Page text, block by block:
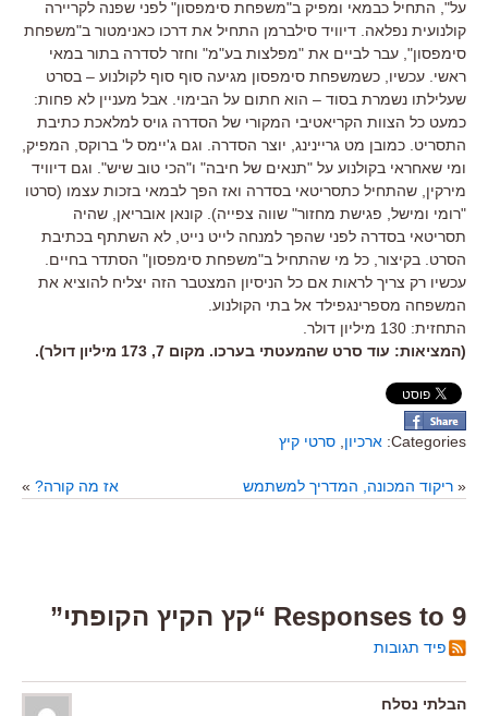
על", התחיל כבמאי ומפיק ב"משפחת סימפסון" לפני שפנה לקריירה
קולנועית נפלאה. דיוויד סילברמן התחיל את דרכו כאנימטור ב"משפחת
סימפסון", עבר לביים את "מפלצות בע"מ" וחזר לסדרה בתור במאי
ראשי. עכשיו, כשמשפחת סימפסון מגיעה סוף סוף לקולנוע – בסרט
שעלילתו נשמרת בסוד – הוא חתום על הבימוי. אבל מעניין לא פחות:
כמעט כל הצוות הקריאטיבי המקורי של הסדרה גויס למלאכת כתיבת
התסריט. כמובן מט גריינינג, יוצר הסדרה. וגם ג'יימס ל' ברוקס, המפיק,
ומי שאחראי בקולנוע על "תנאים של חיבה" ו"הכי טוב שיש". וגם דיוויד
מירקין, שהתחיל כתסריטאי בסדרה ואז הפך לבמאי בזכות עצמו (סרטו
"רומי ומישל, פגישת מחזור" שווה צפייה). קונאן אובריאן, שהיה
תסריטאי בסדרה לפני שהפך למנחה לייט נייט, לא השתתף בכתיבת
הסרט. בקיצור, כל מי שהתחיל ב"משפחת סימפסון" הסתדר בחיים.
עכשיו רק צריך לראות אם כל הניסיון המצטבר הזה יצליח להוציא את
המשפחה מספרינגפילד אל בתי הקולנוע.
התחזית: 130 מיליון דולר.
(המציאות: עוד סרט שהמעטתי בערכו. מקום 7, 173 מיליון דולר).
Categories: ארכיון סרטי קיץ
« ריקוד המכונה, המדריך למשתמש אז מה קורה? »
9 Responses to “קץ הקיץ הקופתי”
פיד תגובות
הבלתי נסלח